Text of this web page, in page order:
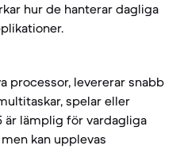
hur de hanterar dagliga
processor, levererar snabb
spelar eller
är lämplig för vardagliga
kan upplevas